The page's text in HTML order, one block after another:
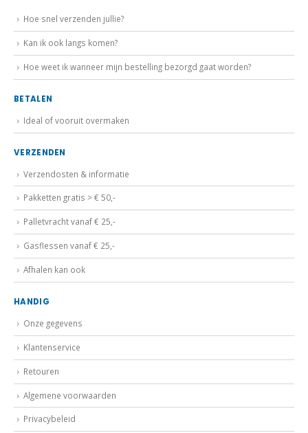
Hoe snel verzenden jullie?
Kan ik ook langs komen?
Hoe weet ik wanneer mijn bestelling bezorgd gaat worden?
BETALEN
Ideal of vooruit overmaken
VERZENDEN
Verzendosten & informatie
Pakketten gratis > € 50,-
Palletvracht vanaf € 25,-
Gasflessen vanaf € 25,-
Afhalen kan ook
HANDIG
Onze gegevens
Klantenservice
Retouren
Algemene voorwaarden
Privacybeleid